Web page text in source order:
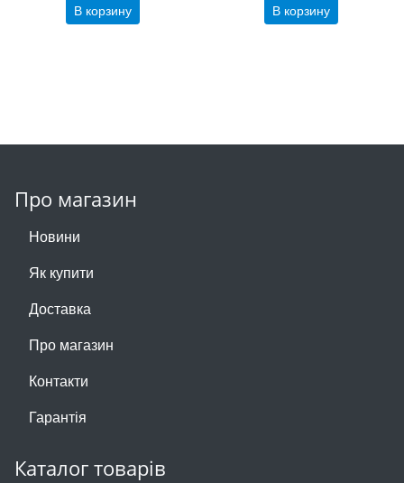
В корзину В корзину
Про магазин
Новини
Як купити
Доставка
Про магазин
Контакти
Гарантія
Каталог товарів